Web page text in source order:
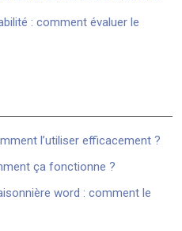
: comment évaluer le
l’utiliser efficacement ?
ça fonctionne ?
word : comment le